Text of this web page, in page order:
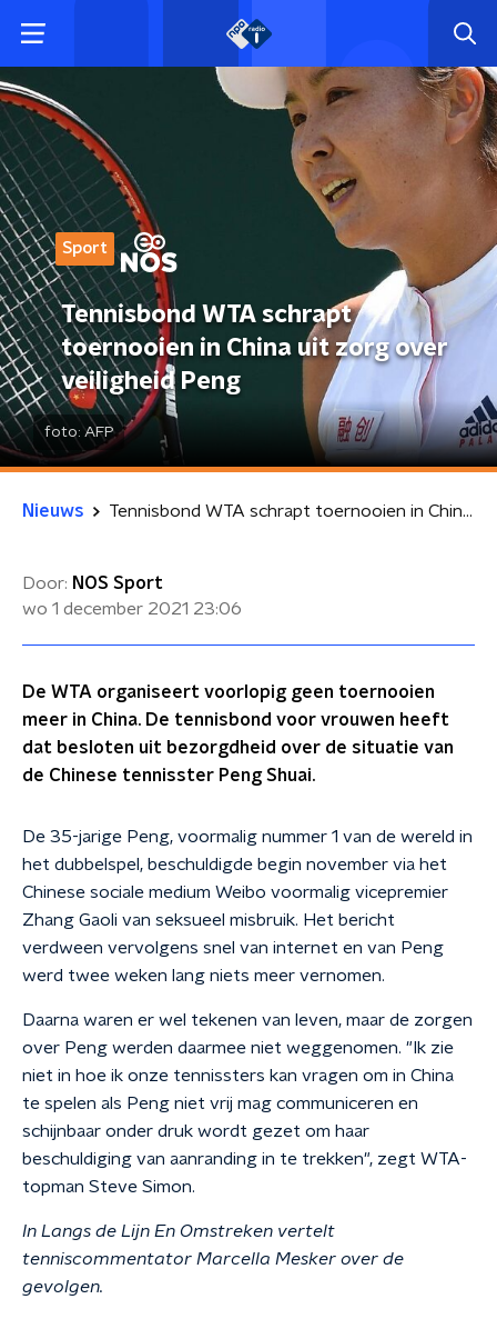
Sport
Tennisbond WTA schrapt
toernooien in China uit zorg over
veiligheid Peng
foto:AFP
Nieuws Tennisbond WTA schrapt toernooien in China uit zorg over veiligheid Peng
Door: NOS Sport
wo 1 december 2021 23:06
De WTA organiseert voorlopig geen toernooien
meer in China. De tennisbond voor vrouwen heeft
dat besloten uit bezorgdheid over de situatie van
de Chinese tennisster Peng Shuai.
De 35-jarige Peng, voormalig nummer 1 van de wereld in
het dubbelspel, beschuldigde begin november via het
Chinese sociale medium Weibo voormalig vicepremier
Zhang Gaoli van seksueel misbruik. Het bericht
verdween vervolgens snel van internet en van Peng
werd twee weken lang niets meer vernomen.
Daarna waren er wel tekenen van leven, maar de zorgen
over Peng werden daarmee niet weggenomen. "Ik zie
niet in hoe ik onze tennissters kan vragen om in China
te spelen als Peng niet vrij mag communiceren en
schijnbaar onder druk wordt gezet om haar
beschuldiging van aanranding in te trekken", zegt WTA-
topman Steve Simon.
In Langs de Lijn En Omstreken vertelt
tenniscommentator Marcella Mesker over de
gevolgen.